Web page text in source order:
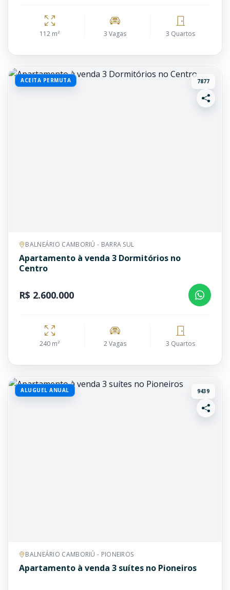
112 m² 3 Vagas 3 Quartos
ACEITA PERMUTA 7877
BALNEÁRIO CAMBORIÚ - BARRA SUL
Apartamento à venda 3 Dormitórios no
Centro
R$ 2.600.000
240 m² 2 Vagas 3 Quartos
ALUGUEL ANUAL 9439
BALNEÁRIO CAMBORIÚ - PIONEIROS
Apartamento à venda 3 suítes no Pioneiros